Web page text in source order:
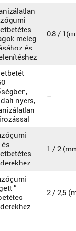
meleg
és
0,8 /
nyers,
–
és
1 / 2
2 / 2,5